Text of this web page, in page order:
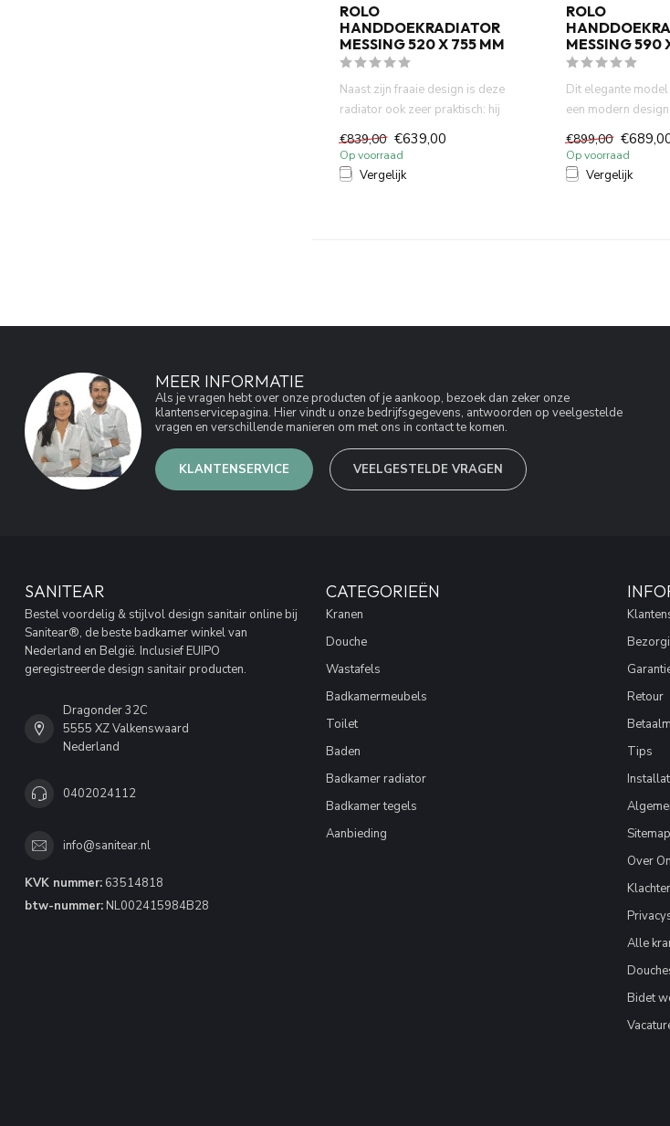
ROLO
HANDDOEKRADIATOR
MESSING 520 X 755 MM
Naast zijn fraaie design is deze
radiator ook zeer praktisch: hij
€839,00 €639,00
Op voorraad
Vergelijk
ROLO
MESSING 590
Dit elegante
een modern
€899,00
Op voorraad
Vergelijk
MEER INFORMATIE
Als je vragen hebt over onze producten of je aankoop, bezoek dan zeker onze
klantenservicepagina. Hier vindt u onze bedrijfsgegevens, antwoorden op veelgestelde
vragen en verschillende manieren om met ons in contact te komen.
KLANTENSERVICE VEELGESTELDE VRAGEN
SANITEAR
Bestel voordelig & stijlvol design sanitair online bij
Sanitear®, de beste badkamer winkel van
Nederland en België. Inclusief EUIPO
geregistreerde design sanitair producten.
Dragonder 32C
5555 XZ Valkenswaard
Nederland
0402024112
info@sanitear.nl
KVK nummer: 63514818
btw-nummer: NL002415984B28
CATEGORIEËN
Kranen
Douche
Wastafels
Badkamermeubels
Toilet
Baden
Badkamer radiator
Badkamer tegels
Aanbieding
Retour
Tips
Sitemap
Over
Alle
Bidet